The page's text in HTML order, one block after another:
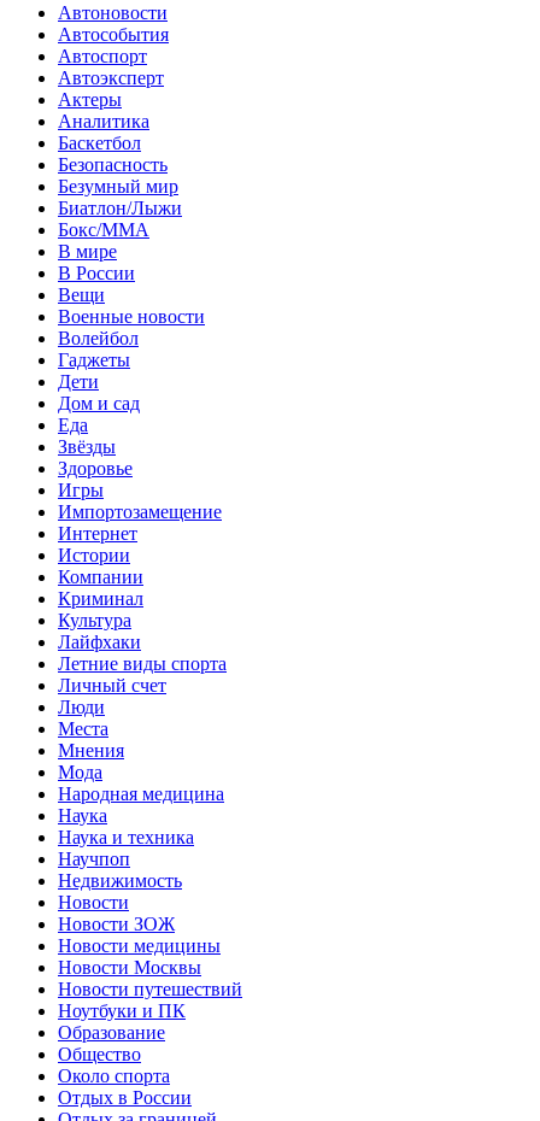
Автоновости
Автособытия
Автоспорт
Автоэксперт
Актеры
Аналитика
Баскетбол
Безопасность
Безумный мир
Биатлон/Лыжи
Бокс/MMA
В мире
В России
Вещи
Военные новости
Волейбол
Гаджеты
Дети
Дом и сад
Еда
Звёзды
Здоровье
Игры
Импортозамещение
Интернет
Истории
Компании
Криминал
Культура
Лайфхаки
Летние виды спорта
Личный счет
Люди
Места
Мнения
Мода
Народная медицина
Наука
Наука и техника
Научпоп
Недвижимость
Новости
Новости ЗОЖ
Новости медицины
Новости Москвы
Новости путешествий
Ноутбуки и ПК
Образование
Общество
Около спорта
Отдых в России